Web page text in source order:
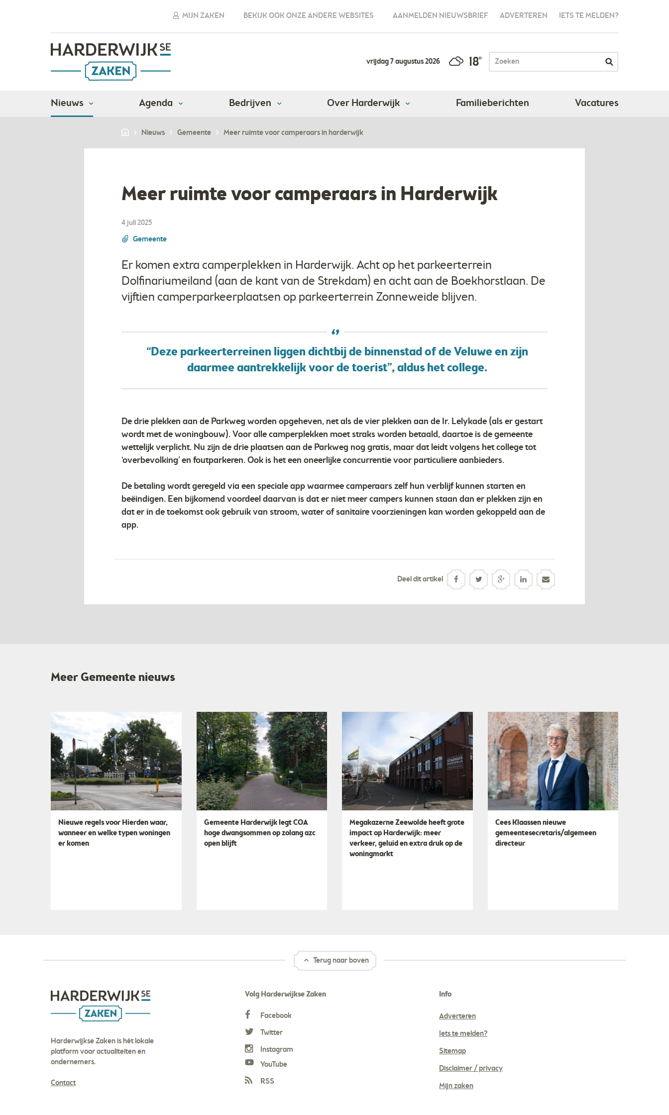
MIJN ZAKEN BEKIJK OOK ONZE ANDERE WEBSITES AANMELDEN NIEUWSBRIEF ADVERTEREN IETS TE MELDEN?
vrijdag 7 augustus 2026 18°
Nieuws Agenda Bedrijven Over Harderwijk Familieberichten Vacatures
Nieuws Gemeente Meer ruimte voor camperaars in harderwijk
Meer ruimte voor camperaars in Harderwijk
4 juli 2025
Gemeente
Er komen extra camperplekken in Harderwijk. Acht op het parkeerterrein
Dolfinariumeiland (aan de kant van de Strekdam) en acht aan de Boekhorstlaan. De
vijftien camperparkeerplaatsen op parkeerterrein Zonneweide blijven.
“Deze parkeerterreinen liggen dichtbij de binnenstad of de Veluwe en zijn
daarmee aantrekkelijk voor de toerist”, aldus het college.
De drie plekken aan de Parkweg worden opgeheven, net als de vier plekken aan de Ir. Lelykade (als er gestart
wordt met de woningbouw). Voor alle camperplekken moet straks worden betaald, daartoe is de gemeente
wettelijk verplicht. Nu zijn de drie plaatsen aan de Parkweg nog gratis, maar dat leidt volgens het college tot
‘overbevolking’ en foutparkeren. Ook is het een oneerlijke concurrentie voor particuliere aanbieders.
De betaling wordt geregeld via een speciale app waarmee camperaars zelf hun verblijf kunnen starten en
beëindigen. Een bijkomend voordeel daarvan is dat er niet meer campers kunnen staan dan er plekken zijn en
dat er in de toekomst ook gebruik van stroom, water of sanitaire voorzieningen kan worden gekoppeld aan de
app.
Deel dit artikel
Meer Gemeente nieuws
Nieuwe regels voor Hierden waar,
wanneer en welke typen woningen
er komen
Gemeente Harderwijk legt COA
hoge dwangsommen op zolang azc
open blijft
Megakazerne Zeewolde heeft grote
impact op Harderwijk: meer
verkeer, geluid en extra druk op de
woningmarkt
Cees Klaassen nieuwe
gemeentesecretaris/algemeen
directeur
Terug naar boven
Harderwijkse Zaken is hét lokale
platform voor actualiteiten en
ondernemers.
Contact
Volg Harderwijkse Zaken
Facebook
Twitter
Instagram
YouTube
RSS
Info
Adverteren
Iets te melden?
Sitemap
Disclaimer / privacy
Mijn zaken